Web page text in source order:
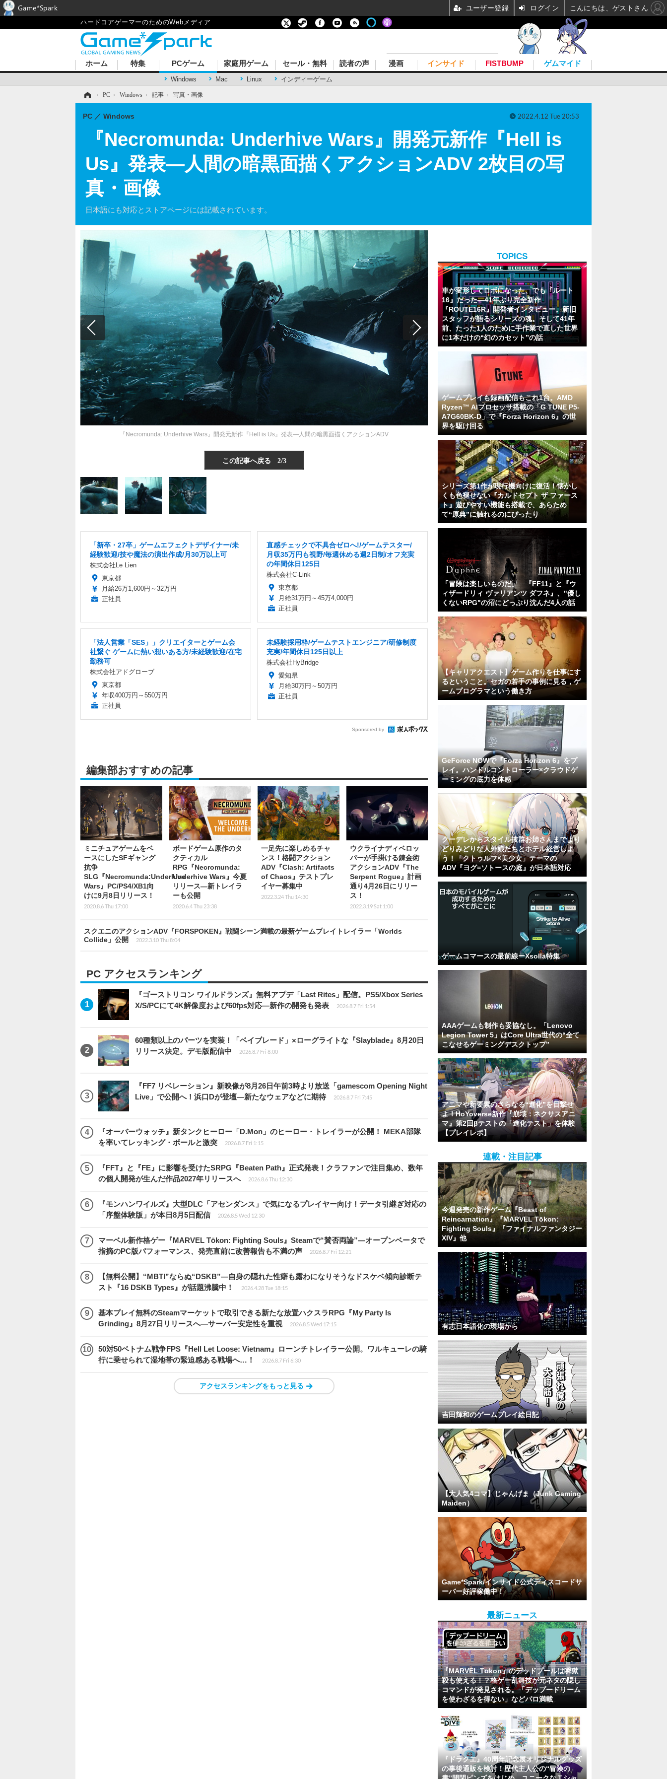
ハードコアゲーマーのためのWebメディア
ホーム 特集 PCゲーム
Windows Mac Linux インディーゲーム
家庭用ゲーム セール・無料 読者の声 漫画 インサイド FISTBUMP ゲムマイド
› PC › Windows › 記事 › 写真・画像
『Necromunda: Underhive Wars』開発元新作『Hell is
Us』発表―人間の暗黒面描くアクションADV 2枚目の写
真・画像
日本語にも対応とストアページには記載されています。
PC Windows 2022.4.12 Tue 20:53
『Necromunda: Underhive Wars』開発元新作『Hell is Us』発表―人間の暗黒面描くアクションADV
この記事へ戻る 2/3
「新卒・27卒」ゲームエフェクトデザイナー/未
経験歓迎/技や魔法の演出作成/月30万以上可
株式会社Le Lien
東京都
月給26万1,600円～32万円
正社員
直感チェックで不具合ゼロへ!/ゲームテスター/
月収35万円も視野/毎週休める週2日制/オフ充実
の年間休日125日
株式会社C-Link
東京都
月給31万円～45万4,000円
正社員
「法人営業「SES」」クリエイターとゲーム会
社繋ぐ ゲームに熱い想いある方/未経験歓迎/在宅
勤務可
株式会社アドグローブ
東京都
年収400万円～550万円
正社員
未経験採用枠/ゲームテストエンジニア/研修制度
充実/年間休日125日以上
株式会社HyBridge
愛知県
月給30万円～50万円
正社員
Sponsored by
編集部おすすめの記事
ミニチュアゲームをベ
ースにしたSFギャング
抗争
SLG『Necromunda:Underhive
Wars』PC/PS4/XB1向
けに9月8日リリース！
2020.8.6 Thu 17:00
ボードゲーム原作のタ
クティカル
RPG『Necromunda:
Underhive Wars』今夏
リリース―新トレイラ
ーも公開
2020.6.4 Thu 23:38
一足先に楽しめるチャ
ンス！格闘アクション
ADV『Clash: Artifacts
of Chaos』テストプレ
イヤー募集中
2022.3.24 Thu 14:30
ウクライナディベロッ
パーが手掛ける錬金術
アクションADV『The
Serpent Rogue』計画
通り4月26日にリリー
ス！
2022.3.19 Sat 1:00
スクエニのアクションADV『FORSPOKEN』戦闘シーン満載の最新ゲームプレイトレイラー「Worlds
Collide」公開
2022.3.10 Thu 8:04
PC アクセスランキング
『ゴーストリコン ワイルドランズ』無料アプデ「Last Rites」配信。PS5/Xbox Series
X/S/PCにて4K解像度および60fps対応―新作の開発も発表
2026.8.7 Fri 1:54
60種類以上のパーツを実装！「ベイブレード」×ローグライトな『Slayblade』8月20日
リリース決定。デモ版配信中
2026.8.7 Fri 8:00
『FF7 リベレーション』新映像が8月26日午前3時より放送「gamescom Opening Night
Live」で公開へ！浜口Dが登壇―新たなウェアなどに期待
2026.8.7 Fri 7:45
『オーバーウォッチ』新タンクヒーロー「D.Mon」のヒーロー・トレイラーが公開！ MEKA部隊
を率いてレッキング・ボールと激突
2026.8.7 Fri 1:15
『FFT』と『FE』に影響を受けたSRPG『Beaten Path』正式発表！クラファンで注目集め、数年
の個人開発が生んだ作品2027年リリースへ
2026.8.6 Thu 12:30
『モンハンワイルズ』大型DLC「アセンダンス」で気になるプレイヤー向け！データ引継ぎ対応の
「序盤体験版」が本日8月5日配信
2026.8.5 Wed 12:30
マーベル新作格ゲー『MARVEL Tōkon: Fighting Souls』Steamで“賛否両論”―オープンベータで
指摘のPC版パフォーマンス、発売直前に改善報告も不満の声
2026.8.7 Fri 12:21
【無料公開】“MBTI”ならぬ“DSKB”―自身の隠れた性癖も露わになりそうなドスケベ傾向診断テ
スト『16 DSKB Types』が話題沸騰中！
2026.4.28 Tue 18:15
基本プレイ無料のSteamマーケットで取引できる新たな放置ハクスラRPG『My Party Is
Grinding』8月27日リリースへ―サーバー安定性を重視
2026.8.5 Wed 17:15
50対50ベトナム戦争FPS『Hell Let Loose: Vietnam』ローンチトレイラー公開。ワルキューレの騎
行に乗せられて湿地帯の緊迫感ある戦場へ…！
2026.8.7 Fri 6:30
アクセスランキングをもっと見る
TOPICS
車が変形してロボになった、でも『ルート
16』だった―41年ぶり完全新作
『ROUTE16R』開発者インタビュー。新旧
スタッフが語るシリーズの魂。そして41年
前、たった1人のために手作業で直した世界
に1本だけの“幻のカセット”の話
ゲームプレイも録画配信もこれ1台。AMD
Ryzen™ AIプロセッサ搭載の「G TUNE P5-
A7G60BK-D」で『Forza Horizon 6』の世
界を駆け回る
シリーズ第1作が現行機向けに復活！懐かし
くも色褪せない『カルドセプト ザ ファース
ト』遊びやすい機能も搭載で、あらため
て“原典”に触れるのにぴったり
「冒険は楽しいものだ」 ─『FF11』と『ウ
ィザードリィ ヴァリアンツ ダフネ』、"優し
くないRPG"の沼にどっぷり沈んだ4人の話
【キャリアクエスト】ゲーム作りを仕事にす
るということ。セガの若手の事例に見る，ゲ
ームプログラマという働き方
GeForce NOWで『Forza Horizon 6』をプ
レイ。ハンドルコントローラー×クラウドゲ
ーミングの底力を体感
クーデレからスタイル抜群お姉さんまでより
どりみどりな人外娘たちとホテル経営しよ
う！「クトゥルフ×美少女」テーマの
ADV『ヨグ=ソトースの庭』が日本語対応
ゲームコマースの最前線ーXsolla特集
AAAゲームも制作も妥協なし。「Lenovo
Legion Tower 5」はCore Ultra世代の“全て
こなせるゲーミングデスクトップ”
アニマや新要素のさらなる“進化”を目撃せ
よ！HoYoverse新作『崩壊：ネクサスアニ
マ』第2回βテストの「進化テスト」を体験
【プレイレポ】
連載・注目記事
今週発売の新作ゲーム『Beast of
Reincarnation』『MARVEL Tōkon:
Fighting Souls』『ファイナルファンタジー
XIV』他
有志日本語化の現場から
吉田輝和のゲームプレイ絵日記
【大人気4コマ】じゃんげま（Junk Gaming
Maiden）
Game*Spark/インサイド公式ディスコードサ
ーバー好評稼働中！
最新ニュース
『MARVEL Tōkon』のデッドプールは瞬獄
殺も使える！？格ゲー乱舞技が元ネタの隠し
コマンドが発見される。「デップードリーム
を使わざるを得ない」などパロ満載
『ドラクエ』40周年記念展オリジナルグッズ
の事後通販を検討！歴代主人公の“冒険の
Game*Spark ユーザー登録 ログイン こんにちは、ゲストさん